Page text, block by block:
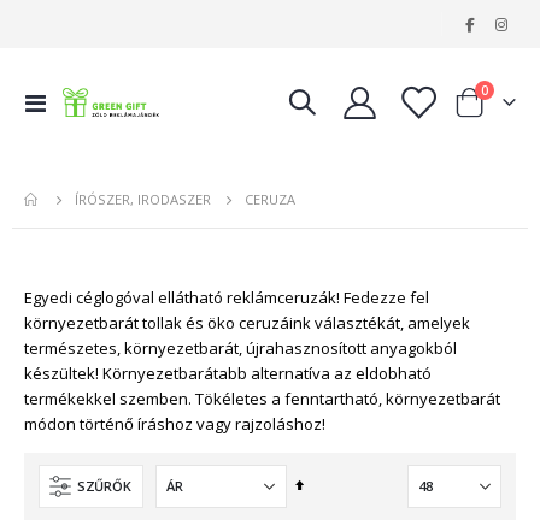
Navigáció
Kosár
0tételeket
ÍRÓSZER, IRODASZER CERUZA
Egyedi céglogóval ellátható reklámceruzák! Fedezze fel
környezetbarát tollak és öko ceruzáink választékát, amelyek
természetes, környezetbarát, újrahasznosított anyagokból
készültek! Környezetbarátabb alternatíva az eldobható
termékekkel szemben. Tökéletes a fenntartható, környezetbarát
módon történő íráshoz vagy rajzoláshoz!
SZŰRŐK
Csökkenő